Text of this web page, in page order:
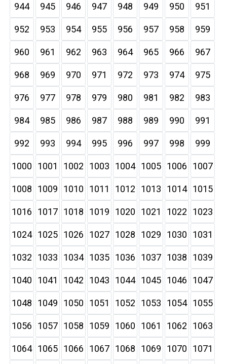
944 945 946 947 948 949 950 951
952 953 954 955 956 957 958 959
960 961 962 963 964 965 966 967
968 969 970 971 972 973 974 975
976 977 978 979 980 981 982 983
984 985 986 987 988 989 990 991
992 993 994 995 996 997 998 999
1000 1001 1002 1003 1004 1005 1006 1007
1008 1009 1010 1011 1012 1013 1014 1015
1016 1017 1018 1019 1020 1021 1022 1023
1024 1025 1026 1027 1028 1029 1030 1031
1032 1033 1034 1035 1036 1037 1038 1039
1040 1041 1042 1043 1044 1045 1046 1047
1048 1049 1050 1051 1052 1053 1054 1055
1056 1057 1058 1059 1060 1061 1062 1063
1064 1065 1066 1067 1068 1069 1070 1071